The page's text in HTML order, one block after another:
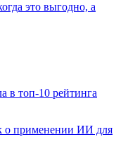
это выгодно, а
в топ-10 рейтинга
о применении ИИ для